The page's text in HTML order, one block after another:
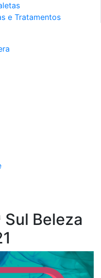
e Tratamentos
Sul Beleza